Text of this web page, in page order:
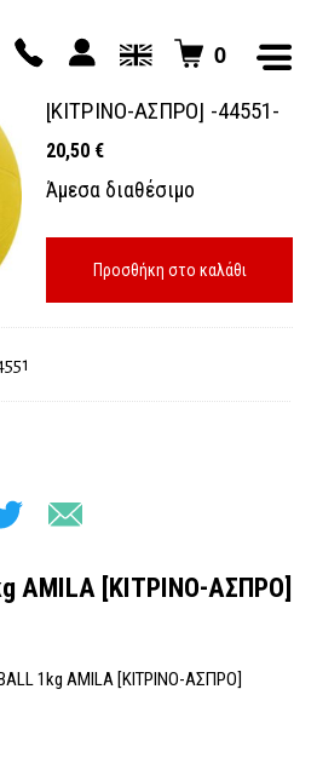
0
[ΚΙΤΡΙΝΟ-ΑΣΠΡΟ] -44551-
20,50 €
Άμεσα διαθέσιμο
Προσθήκη στο καλάθι
AMILA [ΚΙΤΡΙΝΟ-ΑΣΠΡΟ]
1kg AMILA [ΚΙΤΡΙΝΟ-ΑΣΠΡΟ]